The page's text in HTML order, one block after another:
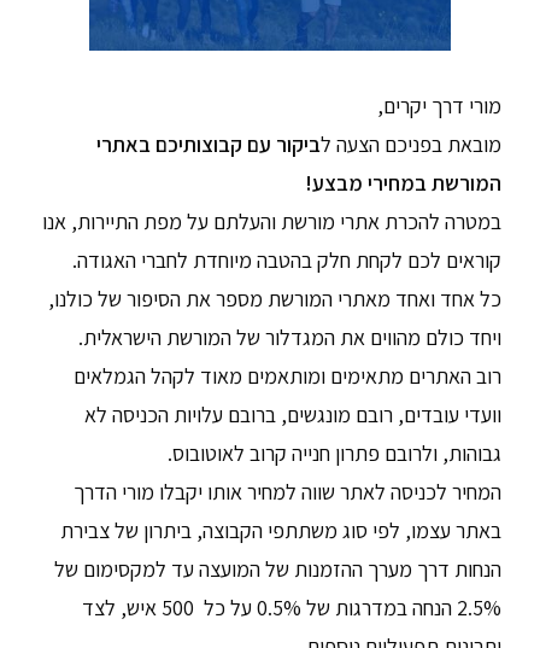
מורי דרך יקרים,
מובאת בפניכם הצעה לביקור עם קבוצותיכם באתרי
המורשת במחירי מבצע!
במטרה להכרת אתרי מורשת והעלתם על מפת התיירות, אנו
קוראים לכם לקחת חלק בהטבה מיוחדת לחברי האגודה.
כל אחד ואחד מאתרי המורשת מספר את הסיפור של כולנו,
ויחד כולם מהווים את המגדלור של המורשת הישראלית.
רוב האתרים מתאימים ומותאמים מאוד לקהל הגמלאים
וועדי עובדים, רובם מונגשים, ברובם עלויות הכניסה לא
גבוהות, ולרובם פתרון חנייה קרוב לאוטובוס.
המחיר לכניסה לאתר שווה למחיר אותו יקבלו מורי הדרך
באתר עצמו, לפי סוג משתתפי הקבוצה, ביתרון של צבירת
הנחות דרך מערך ההזמנות של המועצה עד למקסימום של
2.5% הנחה במדרגות של 0.5% על כל 500 איש, לצד